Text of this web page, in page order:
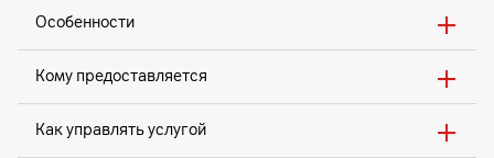
Особенности
Кому предоставляется
Как управлять услугой